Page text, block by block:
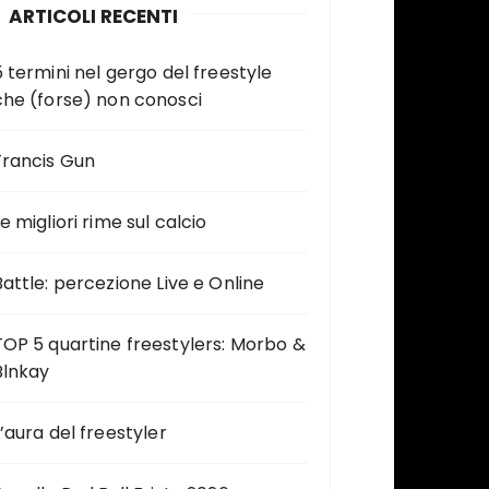
ARTICOLI RECENTI
termini nel gergo del freestyle
(forse) non conosci
Gun
migliori rime sul calcio
percezione Live e Online
5 quartine freestylers: Morbo &
del freestyler